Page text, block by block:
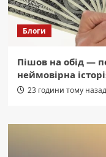
Блоги
Пішов на обід —
неймовірна
23 години тому назад